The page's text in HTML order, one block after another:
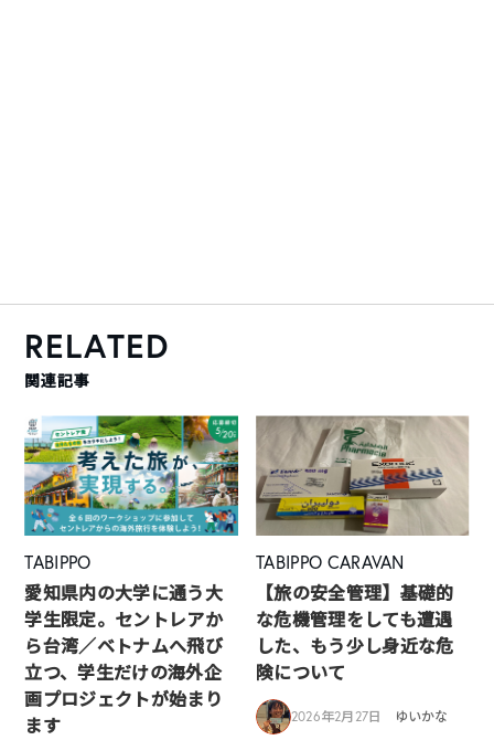
RELATED
関連記事
TABIPPO
愛知県内の大学に通う大
学生限定。セントレアか
ら台湾／ベトナムへ飛び
立つ、学生だけの海外企
画プロジェクトが始まり
ます
TABIPPO CARAVAN
【旅の安全管理】基礎的
な危機管理をしても遭遇
した、もう少し身近な危
険について
2026年2月27日 ゆいかな